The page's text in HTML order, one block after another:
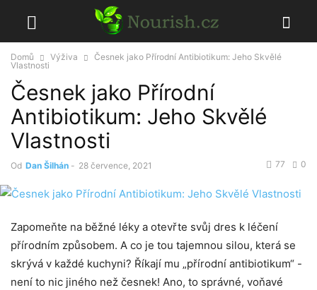
Domů Výživa
Česnek jako Přírodní Antibiotikum: Jeho Skvělé
Vlastnosti
Česnek jako Přírodní
Antibiotikum: Jeho Skvělé
Vlastnosti
Od Dan Šilhán - 28 července, 2021 0
77
Zapomeňte na⁢ běžné ‌léky‍ a ​otevřte svůj dres k léčení
přírodním způsobem.​ A co je tou ⁢tajemnou⁤ silou, která⁣ se
skrývá v každé kuchyni? Říkají ⁢mu „přírodní antibiotikum“ -‍
není to nic jiného než​ česnek! Ano, ​to ⁤správné, voňavé